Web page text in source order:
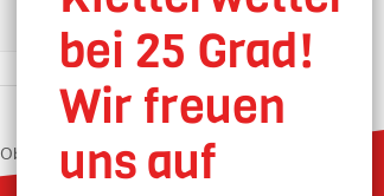
Oberhausen geöffnet